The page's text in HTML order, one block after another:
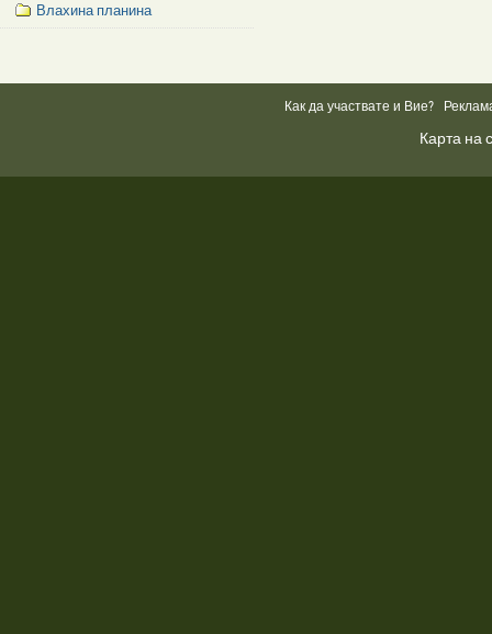
Влахина планина
Box
Как да участвате и Вие?
Карта на